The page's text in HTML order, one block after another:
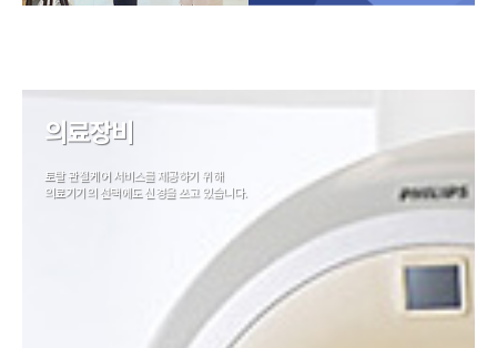
의료장비
토탈 관절케어 서비스를 제공하기 위해
의료기기의 선택에도 신경을 쓰고 있습니다.